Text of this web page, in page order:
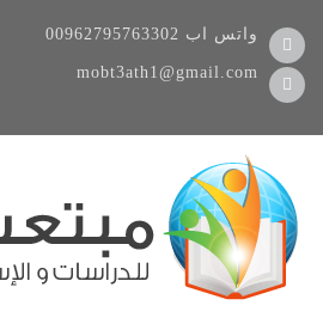
00962795763302 واتس اب
mobt3ath1@gmail.com